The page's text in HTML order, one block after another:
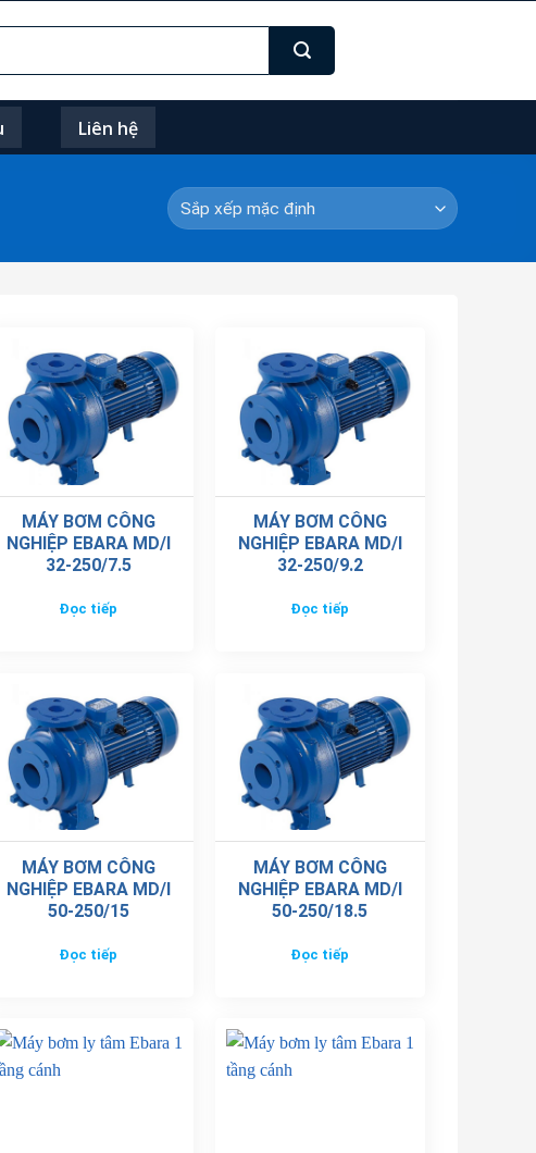
Liên hệ
MÁY BƠM CÔNG
NGHIỆP EBARA MD/I
32-250/7.5
Đọc tiếp
MÁY BƠM CÔNG
NGHIỆP EBARA MD/I
32-250/9.2
Đọc tiếp
MÁY BƠM CÔNG
NGHIỆP EBARA MD/I
50-250/15
Đọc tiếp
MÁY BƠM CÔNG
NGHIỆP EBARA MD/I
50-250/18.5
Đọc tiếp